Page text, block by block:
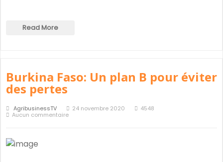
Read More
Burkina Faso: Un plan B pour éviter
des pertes
AgribusinessTV 24 novembre 2020
4548
Aucun commentaire